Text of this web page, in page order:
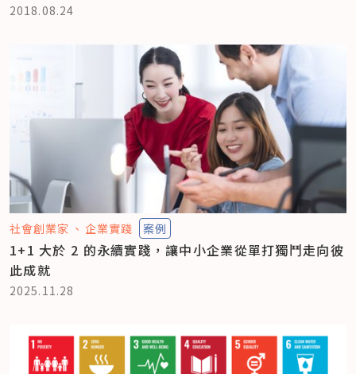
2018.08.24
社會創業家 企業實踐 案例
1+1 大於 2 的永續實踐，讓中小企業從單打獨鬥走向彼
此成就
2025.11.28